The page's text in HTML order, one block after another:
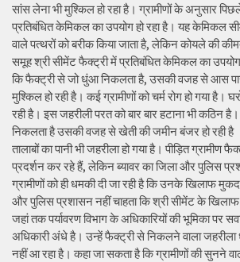
सांस लेना भी मुश्किल हो रहा है। ग्रामीणों के अनुसार
प्रतिबंधित केमिकल का उपयोग हो रहा है। यह केमिकल
वाले पत्थरों को बरीक किया जाता है, लेकिन कोयले की
समूह श्री सीमेंट फैक्ट्री में प्रतिबंधित केमिकल का
कि फैक्ट्री से जो धुंआ निकलता है, उसकी वजह से आस
मुश्किल हो रही है। कई ग्रामीणों को चर्म रोग हो गया है।
रही है। इस जहरीली परत को बार बार हटाना भी कठिन
निकलता है उसकी वजह से खेती की जमीन बंजर हो
तालाबों का पानी भी जहरीला हो गया है। पीड़ित ग्रामीण
प्रदर्शन कर रहे हैं, लेकिन ब्यावर का जिला और पुलिस
ग्रामीणों को ही धमकी दी जा रही है कि उनके खिलाफ
और पुलिस प्रशासन नहीं चाहता कि श्री सीमेंट के खिलाफ
जहां तक पर्यावरण विभाग के अधिकारियों की भूमिका पर
अधिकारी अंधे है। उन्हें फैक्ट्री से निकलने वाला
नहीं आ रहा है। कहा जा सकता है कि ग्रामीणों की सुनने